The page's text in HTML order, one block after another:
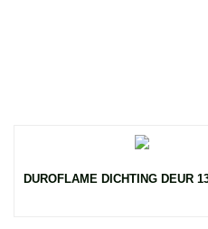
DUROFLAME DICHTING DEUR